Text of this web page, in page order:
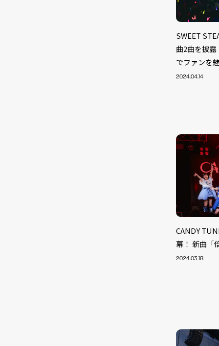
SWEET
曲2曲を披
でファンを
2024.04.14
CANDY
幕！ 新曲「
2024.03.18